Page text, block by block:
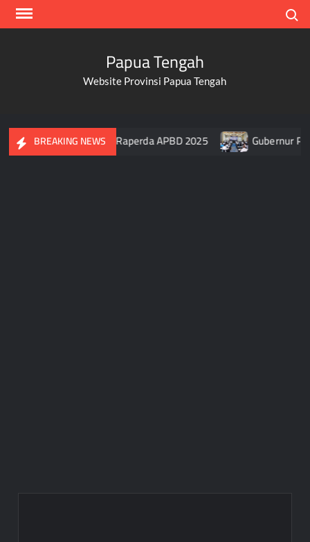
Skip
Papua Tengah
Website Provinsi Papua Tengah
BREAKING NEWS
Tengah Setujui Raperda APBD 2025 Gubernur